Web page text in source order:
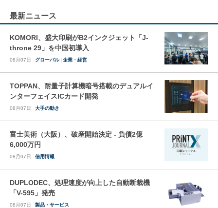
最新ニュース
KOMORI、盛大印刷がB2インクジェット「J-
throne 29」を中国初導入
08月07日 グローバル 企業・経営
TOPPAN、耐量子計算機暗号搭載のデュアルイ
ンターフェイスICカード開発
08月07日 大手の動き
富士美術（大阪）、破産開始決定 - 負債2億
6,000万円
08月07日 信用情報
DUPLODEC、処理速度が向上した自動断裁機
「V-595」発売
08月07日 製品・サービス